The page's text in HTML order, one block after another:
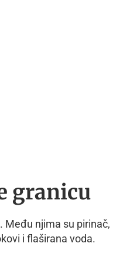
granicu
Među njima su pirinač,
i flaširana voda.